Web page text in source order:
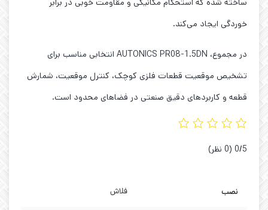
خوردگی ایجاد می‌کند.
در مجموع، AUTONICS PR08-1.5DN انتخابی مناسب برای
تشخیص موقعیت قطعات فلزی کوچک، کنترل موقعیت، شمارش
قطعه و کاربردهای دقیق صنعتی در فضاهای محدود است.
‫0/5 ‫(0 نظر)
نصب فلاش